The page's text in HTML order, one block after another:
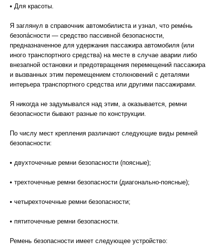
• Для красоты.
Я заглянул в справочник автомобилиста и узнал, что реме́нь
безопа́сности — средство пассивной безопасности,
предназначенное для удержания пассажира автомобиля (или
иного транспортного средства) на месте в случае аварии либо
внезапной остановки и предотвращения перемещений пассажира
и вызванных этим перемещением столкновений с деталями
интерьера транспортного средства или другими пассажирами.
Я никогда не задумывался над этим, а оказывается, ремни
безопасности бывают разные по конструкции.
По числу мест крепления различают следующие виды ремней
безопасности:
• двухточечные ремни безопасности (поясные);
• трехточечные ремни безопасности (диагонально-поясные);
• четырехточечные ремни безопасности;
• пятиточечные ремни безопасности.
Ремень безопасности имеет следующее устройство: